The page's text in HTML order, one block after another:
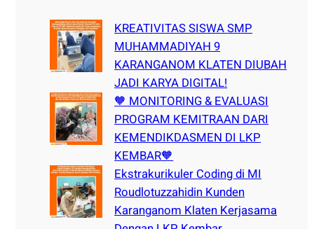
KREATIVITAS SISWA SMP
MUHAMMADIYAH 9
KARANGANOM KLATEN DIUBAH
JADI KARYA DIGITAL!
🧡 MONITORING & EVALUASI
PROGRAM KEMITRAAN DARI
KEMENDIKDASMEN DI LKP
KEMBAR🧡
Ekstrakurikuler Coding di MI
Roudlotuzzahidin Kunden
Karanganom Klaten Kerjasama